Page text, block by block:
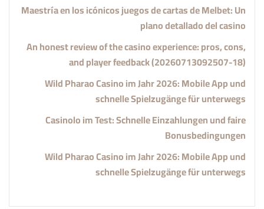
Maestría en los icónicos juegos de cartas de Melbet: Un
plano detallado del casino
An honest review of the casino experience: pros, cons,
and player feedback (20260713092507-18)
Wild Pharao Casino im Jahr 2026: Mobile App und
schnelle Spielzugänge für unterwegs
Casinolo im Test: Schnelle Einzahlungen und faire
Bonusbedingungen
Wild Pharao Casino im Jahr 2026: Mobile App und
schnelle Spielzugänge für unterwegs